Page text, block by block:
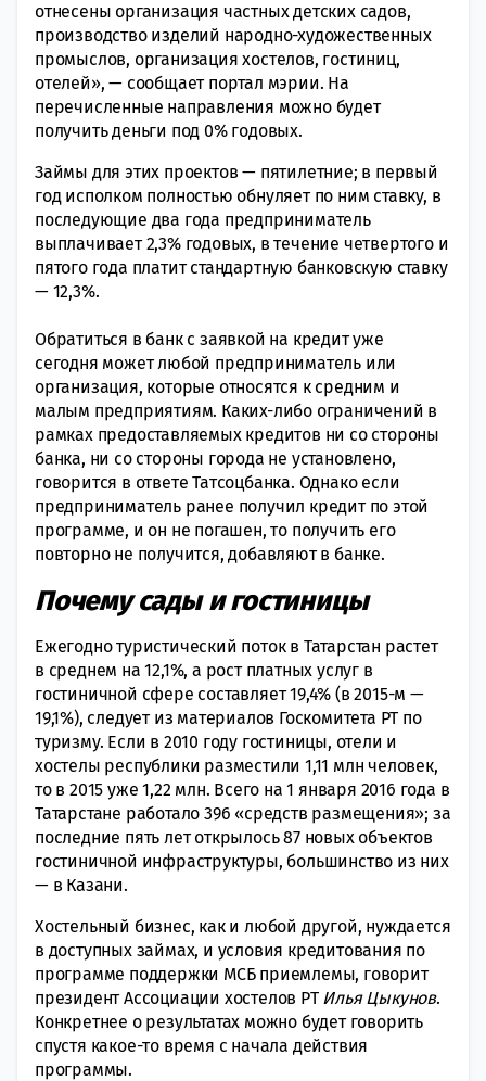
отнесены организация частных детских садов,
производство изделий народно-художественных
промыслов, организация хостелов, гостиниц,
отелей», — сообщает портал мэрии. На
перечисленные направления можно будет
получить деньги под 0% годовых.
Займы для этих проектов — пятилетние; в первый
год исполком полностью обнуляет по ним ставку, в
последующие два года предприниматель
выплачивает 2,3% годовых, в течение четвертого и
пятого года платит стандартную банковскую ставку
— 12,3%.
Обратиться в банк с заявкой на кредит уже
сегодня может любой предприниматель или
организация, которые относятся к средним и
малым предприятиям. Каких-либо ограничений в
рамках предоставляемых кредитов ни со стороны
банка, ни со стороны города не установлено,
говорится в ответе Татсоцбанка. Однако если
предприниматель ранее получил кредит по этой
программе, и он не погашен, то получить его
повторно не получится, добавляют в банке.
Почему сады и гостиницы
Ежегодно туристический поток в Татарстан растет
в среднем на 12,1%, а рост платных услуг в
гостиничной сфере составляет 19,4% (в 2015-м —
19,1%), следует из материалов Госкомитета РТ по
туризму. Если в 2010 году гостиницы, отели и
хостелы республики разместили 1,11 млн человек,
то в 2015 уже 1,22 млн. Всего на 1 января 2016 года в
Татарстане работало 396 «средств размещения»; за
последние пять лет открылось 87 новых объектов
гостиничной инфраструктуры, большинство из них
— в Казани.
Хостельный бизнес, как и любой другой, нуждается
в доступных займах, и условия кредитования по
программе поддержки МСБ приемлемы, говорит
президент Ассоциации хостелов РТ Илья Цыкунов.
Конкретнее о результатах можно будет говорить
спустя какое-то время с начала действия
программы.